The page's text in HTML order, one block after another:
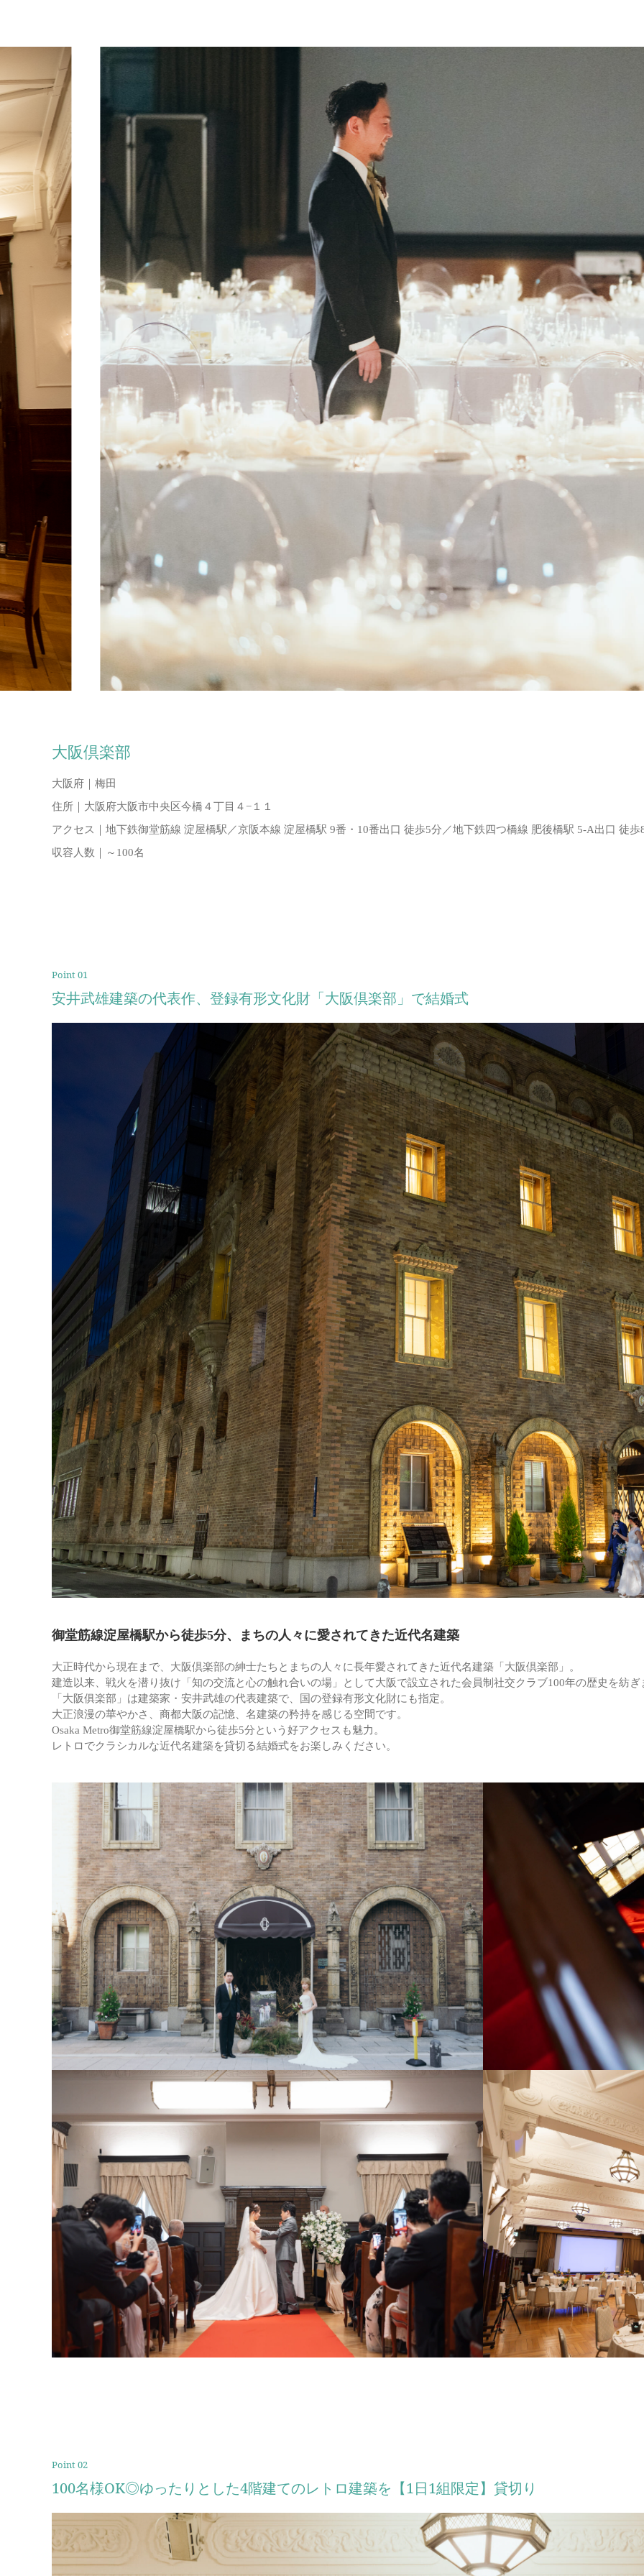
大阪倶楽部
大阪府｜ 梅田
住所｜ 大阪府大阪市中央区今橋４丁目４−１１
アクセス｜ 地下鉄御堂筋線 淀屋橋駅／京阪本線 淀屋橋駅 9番・10番出口 徒歩5分／地下鉄四つ橋線 肥後橋駅 5-A出口 徒歩
収容人数｜
～100名
Point 01
安井武雄建築の代表作、登録有形文化財「大阪倶楽部」で結婚式
御堂筋線淀屋橋駅から徒歩5分、まちの人々に愛されてきた近代名建築
大正時代から現在まで、大阪倶楽部の紳士たちとまちの人々に長年愛されてきた近代名建築「大阪倶楽部」。
建造以来、戦火を潜り抜け「知の交流と心の触れ合いの場」として大阪で設立された会員制社交クラブ100年の歴史を紡ぎ
「大阪俱楽部」は建築家・安井武雄の代表建築で、国の登録有形文化財にも指定。
大正浪漫の華やかさ、商都大阪の記憶、名建築の矜持を感じる空間です。
Osaka Metro御堂筋線淀屋橋駅から徒歩5分という好アクセスも魅力。
レトロでクラシカルな近代名建築を貸切る結婚式をお楽しみください。
Point 02
100名様OK◎ゆったりとした4階建てのレトロ建築を【1日1組限定】貸切り